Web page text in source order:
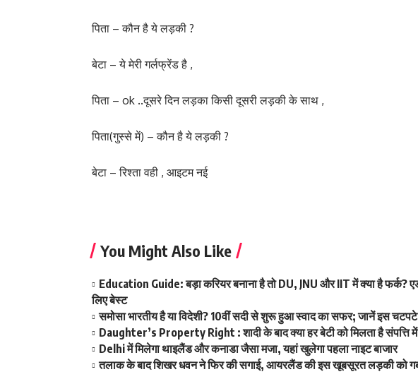
पिता – कौन है ये लड़की ?
बेटा – ये मेरी गर्लफ्रेंड है ,
पिता – ok ..दूसरे दिन लड़का किसी दूसरी लड़की के साथ ,
पिता(गुस्से में) – कौन है ये लड़की ?
बेटा – रिश्ता वही , आइटम नई
You Might Also Like
Education Guide: बड़ा करियर बनाना है तो DU, JNU और IIT में क्या है
लिए बेस्ट
समोसा भारतीय है या विदेशी? 10वीं सदी से शुरू हुआ स्वाद का सफर; जानें इस
Daughter’s Property Right : शादी के बाद क्या हर बेटी को मिलता है
Delhi में मिलेगा थाइलैंड और कनाडा जैसा मजा, यहां खुलेगा पहला नाइट बाजार
तलाक के बाद शिखर धवन ने फिर की सगाई, आयरलैंड की इस खूबसूरत लड़की को